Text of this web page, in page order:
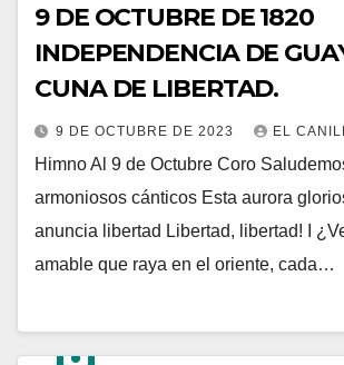
9 DE OCTUBRE DE 1820
INDEPENDENCIA DE
CUNA DE LIBERTAD.
9 DE OCTUBRE DE 2023 EL
Himno Al 9 de Octubre Coro
armoniosos cánticos Esta aurora
anuncia libertad Libertad, libertad! I
amable que raya en el oriente, cada…